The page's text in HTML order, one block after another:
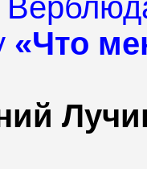
«Что